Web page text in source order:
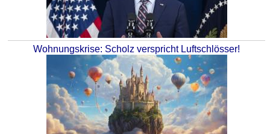
Wohnungskrise: Scholz verspricht Luftschlösser!